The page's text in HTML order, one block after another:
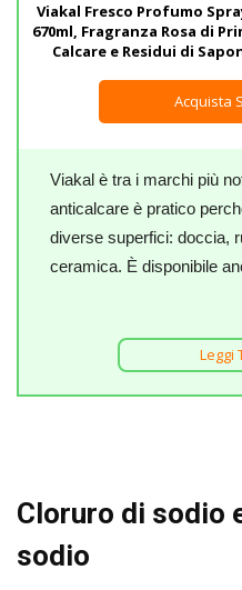
Viakal Fresco Profumo
670ml, Fragranza Rosa di
Calcare e Residui di
Acquista
Viakal è tra i marchi più
anticalcare è pratico
diverse superfici: doccia,
ceramica. È disponibile
Leggi
Cloruro di sodio
sodio